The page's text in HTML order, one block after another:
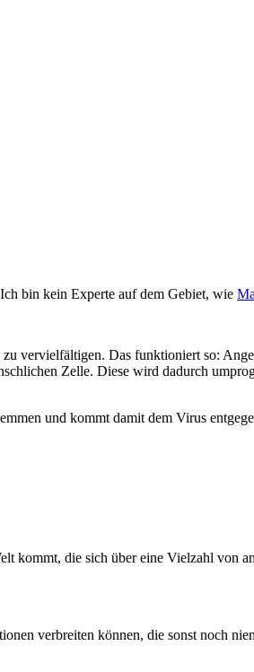
bin kein Experte auf dem Gebiet, wie
vervielfältigen. Das funktioniert so:
Zelle. Diese wird dadurch
und kommt damit dem Virus
kommt, die sich über eine Vielzahl von
verbreiten können, die sonst noch